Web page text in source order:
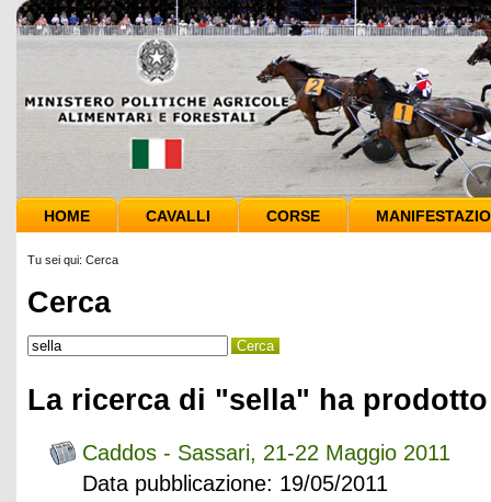
HOME CAVALLI CORSE
Tu sei qui: Cerca
Cerca
La ricerca di "sella" ha
Caddos - Sassari, 21-22 Maggio 2011
Data pubblicazione: 19/05/2011